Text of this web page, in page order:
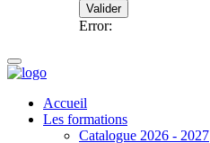
Valider
Error:
Accueil
Les formations
Catalogue 2026 - 2027